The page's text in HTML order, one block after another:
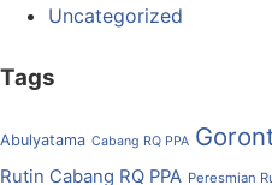
Uncategorized
Tags
Abulyatama Cabang RQ PPA
Rutin Cabang RQ PPA Peresmian